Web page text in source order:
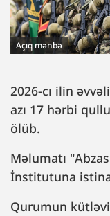
Açıq mənbə
2026-cı ilin
azı 17 hərbi
ölüb.
Məlumatı
İnstitutuna
Qurumun